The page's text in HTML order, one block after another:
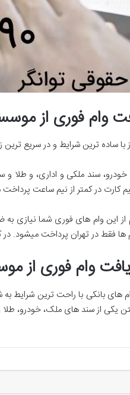
وام فوری از
با ساده ترین شرایط و در سریع
کارت در کمتر از نیم ساعت
از این وام های فوری شما نیازی
ها فقط در تهران پرداخت میشود.
وام فوری از
های بانکی با راحت ترین شرایط
و داشتن یکی از سند های ملک،